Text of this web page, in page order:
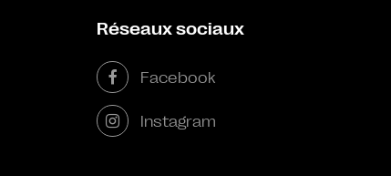
Réseaux sociaux
Facebook
Instagram